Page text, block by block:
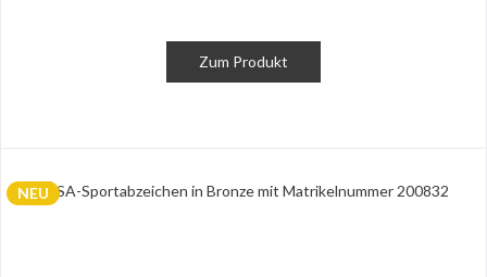
Zum Produkt
NEU